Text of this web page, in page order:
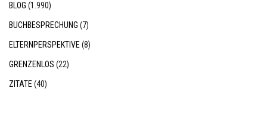
BLOG (1.990)
BUCHBESPRECHUNG (7)
ELTERNPERSPEKTIVE (8)
GRENZENLOS (22)
ZITATE (40)